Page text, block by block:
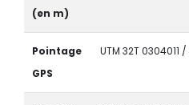
(en m)
Pointage
GPS
UTM 32T 0304011